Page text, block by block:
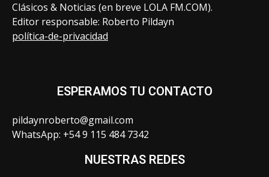
Clásicos & Noticias (en breve LOLA FM.COM).
Editor responsable: Roberto Pildayn
política-de-privacidad
ESPERAMOS TU CONTACTO
pildaynroberto@gmail.com
WhatsApp: +54 9 115 484 7342
NUESTRAS REDES